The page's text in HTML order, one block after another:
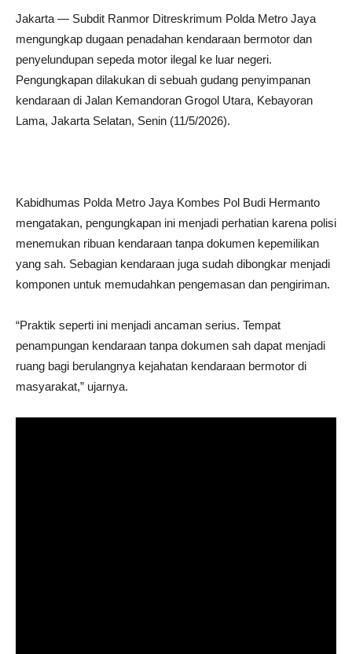
Jakarta — Subdit Ranmor Ditreskrimum Polda Metro Jaya
mengungkap dugaan penadahan kendaraan bermotor dan
penyelundupan sepeda motor ilegal ke luar negeri.
Pengungkapan dilakukan di sebuah gudang penyimpanan
kendaraan di Jalan Kemandoran Grogol Utara, Kebayoran
Lama, Jakarta Selatan, Senin (11/5/2026).
Kabidhumas Polda Metro Jaya Kombes Pol Budi Hermanto
mengatakan, pengungkapan ini menjadi perhatian karena polisi
menemukan ribuan kendaraan tanpa dokumen kepemilikan
yang sah. Sebagian kendaraan juga sudah dibongkar menjadi
komponen untuk memudahkan pengemasan dan pengiriman.
“Praktik seperti ini menjadi ancaman serius. Tempat
penampungan kendaraan tanpa dokumen sah dapat menjadi
ruang bagi berulangnya kejahatan kendaraan bermotor di
masyarakat,” ujarnya.